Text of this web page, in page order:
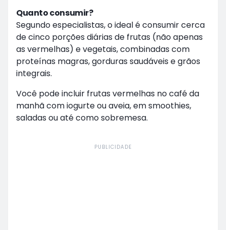
Quanto consumir?
Segundo especialistas, o ideal é consumir cerca
de cinco porções diárias de frutas (não apenas
as vermelhas) e vegetais, combinadas com
proteínas magras, gorduras saudáveis e grãos
integrais.
Você pode incluir frutas vermelhas no café da
manhã com iogurte ou aveia, em smoothies,
saladas ou até como sobremesa.
PUBLICIDADE